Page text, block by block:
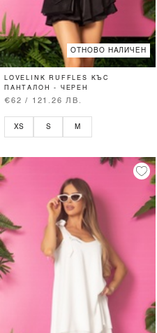
ОТНОВО НАЛИЧЕН
LOVELINK RUFFLES КЪС
ПАНТАЛОН - ЧЕРЕН
€62 / 121.26 ЛВ.
XS S M